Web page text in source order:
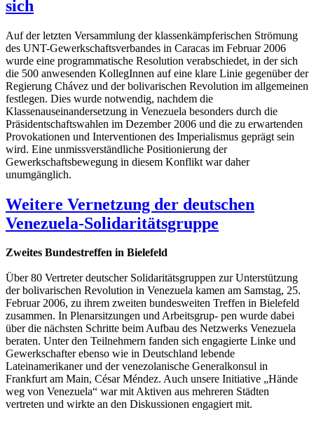
sich
Auf der letzten Versammlung der klassenkämpferischen Strömung
des UNT-Gewerkschaftsverbandes in Caracas im Februar 2006
wurde eine programmatische Resolution verabschiedet, in der sich
die 500 anwesenden KollegInnen auf eine klare Linie gegenüber der
Regierung Chávez und der bolivarischen Revolution im allgemeinen
festlegen. Dies wurde notwendig, nachdem die
Klassenauseinandersetzung in Venezuela besonders durch die
Präsidentschaftswahlen im Dezember 2006 und die zu erwartenden
Provokationen und Interventionen des Imperialismus geprägt sein
wird. Eine unmissverständliche Positionierung der
Gewerkschaftsbewegung in diesem Konflikt war daher
unumgänglich.
Weitere Vernetzung der deutschen
Venezuela-Solidaritätsgruppe
Zweites Bundestreffen in Bielefeld
Über 80 Vertreter deutscher Solidaritätsgruppen zur Unterstützung
der bolivarischen Revolution in Venezuela kamen am Samstag, 25.
Februar 2006, zu ihrem zweiten bundesweiten Treffen in Bielefeld
zusammen. In Plenarsitzungen und Arbeitsgrup- pen wurde dabei
über die nächsten Schritte beim Aufbau des Netzwerks Venezuela
beraten. Unter den Teilnehmern fanden sich engagierte Linke und
Gewerkschafter ebenso wie in Deutschland lebende
Lateinamerikaner und der venezolanische Generalkonsul in
Frankfurt am Main, César Méndez. Auch unsere Initiative „Hände
weg von Venezuela“ war mit Aktiven aus mehreren Städten
vertreten und wirkte an den Diskussionen engagiert mit.